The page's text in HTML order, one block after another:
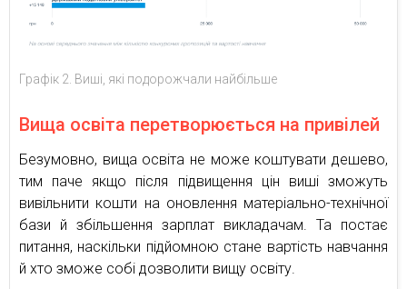
Графік 2. Виші, які подорожчали найбільше
Вища освіта перетворюється на привілей
Безумовно, вища освіта не може коштувати дешево,
тим паче якщо після підвищення цін виші зможуть
вивільнити кошти на оновлення матеріально-технічної
бази й збільшення зарплат викладачам. Та постає
питання, наскільки підйомною стане вартість навчання
й хто зможе собі дозволити вищу освіту.